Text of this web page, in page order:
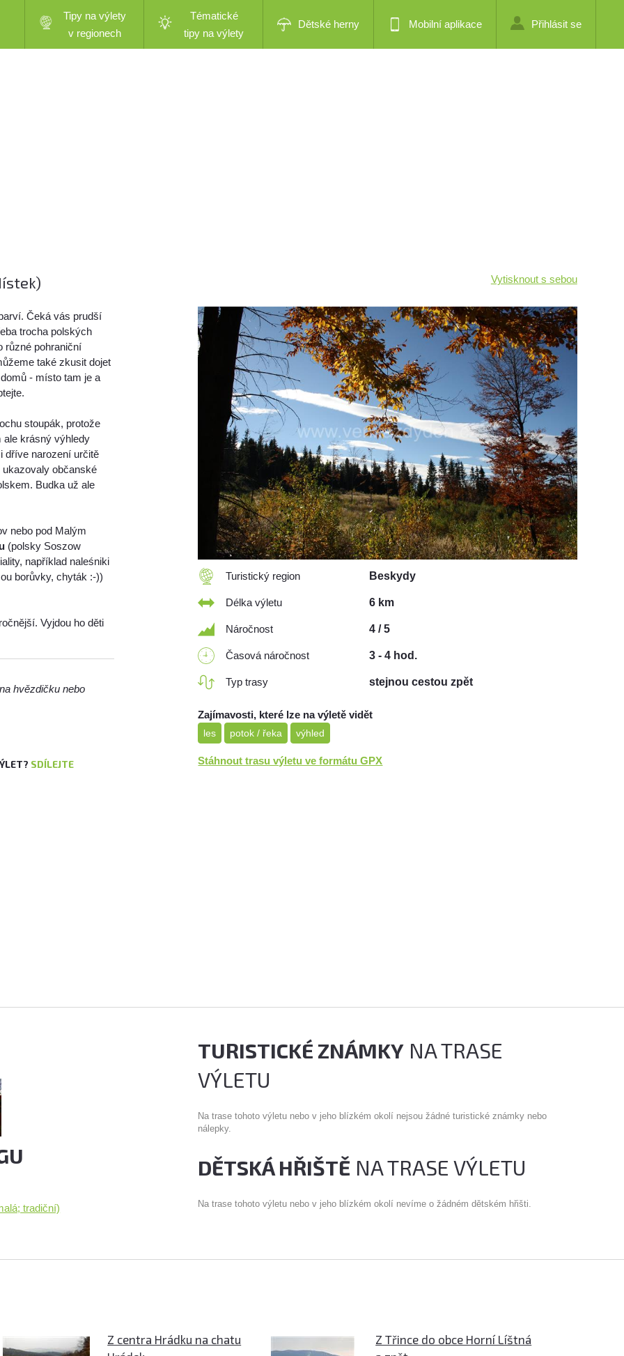
Tipy na výlety
v regionech
Tématické
tipy na výlety
Dětské herny Mobilní aplikace Přihlásit se
Vytisknout s sebou
Čeká vás prudší
trocha polských
pohraniční
také zkusit dojet
- místo tam je a
stoupák, protože
ale krásný výhledy
dříve narození určitě
občanské
Budka už ale
nebo pod Malým
(polsky Soszow
například naleśniki
borůvky, chyták :-))
Vyjdou ho děti
hvězdičku nebo
SDÍLEJTE
Turistický region Beskydy
Délka výletu 6 km
Náročnost 4 / 5
Časová náročnost 3 - 4 hod.
Typ trasy stejnou cestou zpět
Zajímavosti, které lze na výletě vidět
les potok / řeka výhled
Stáhnout trasu výletu ve formátu GPX
tradiční)
TURISTICKÉ ZNÁMKY NA TRASE
VÝLETU
Na trase tohoto výletu nebo v jeho blízkém okolí nejsou žádné turistické známky nebo
nálepky.
DĚTSKÁ HŘIŠTĚ NA TRASE VÝLETU
Na trase tohoto výletu nebo v jeho blízkém okolí nevíme o žádném dětském hřišti.
Z centra Hrádku na chatu
Z Třince do obce Horní Líštná